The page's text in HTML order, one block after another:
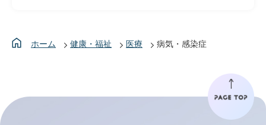
ホーム 健康・福祉 医療 病気・感染症